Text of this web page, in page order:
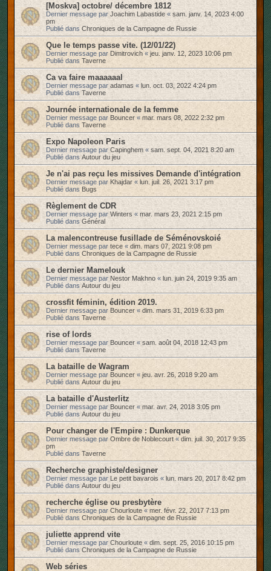
[Moskva] octobre/ décembre 1812
Dernier message parJoachim Labastide « sam. janv. 14, 2023 4:00
pm
Publié dans Chroniques de la Campagne de Russie
Que le temps passe vite. (12/01/22)
Dernier message par Dimitrovich « jeu. janv. 12, 2023 10:06 pm
Publié dans Taverne
Ca va faire maaaaaal
Dernier message paradamas « lun. oct. 03, 2022 4:24 pm
Publié dans Taverne
Journée internationale de la femme
Dernier message par Bouncer« mar. mars 08, 2022 2:32 pm
Publié dans Taverne
Expo Napoleon Paris
Dernier message parCapinghem « sam. sept. 04, 2021 8:20 am
Publié dans Autour du jeu
Je n'ai pas reçu les missives Demande d'intégration
Dernier message par Khajdar « lun. juil. 26, 2021 3:17 pm
Publié dans Bugs
Règlement de CDR
Dernier message parWinters « mar. mars 23, 2021 2:15 pm
Publié dans Général
La malencontreuse fusillade de Séménovskoié
Dernier message par tece «dim. mars 07, 2021 9:08 pm
Publié dans Chroniques de la Campagne de Russie
Le dernier Mamelouk
Dernier message parNestor Makhno « lun. juin 24, 2019 9:35 am
Publié dans Autour du jeu
crossfit féminin, édition 2019.
Dernier message par Bouncer« dim. mars 31, 2019 6:33 pm
Publié dans Taverne
rise of lords
Dernier message parBouncer «sam. août 04, 2018 12:43 pm
Publié dans Taverne
La bataille de Wagram
Dernier message par Bouncer« jeu. avr. 26, 2018 9:20 am
Publié dans Autour du jeu
La bataille d'Austerlitz
Dernier message parBouncer «mar. avr. 24, 2018 3:05 pm
Publié dans Autour du jeu
Pour changer de l'Empire : Dunkerque
Dernier message par Ombre de Noblecourt « dim. juil. 30, 2017 9:35
pm
Publié dans Taverne
Recherche graphiste/designer
Dernier message parLe petit bavarois « lun. mars 20, 2017 8:42 pm
Publié dans Autour du jeu
recherche église ou presbytère
Dernier message par Chourloute « mer. févr. 22, 2017 7:13 pm
Publié dans Chroniques de la Campagne de Russie
juliette apprend vite
Dernier message parChourloute « dim. sept. 25, 2016 10:15 pm
Publié dans Chroniques de la Campagne de Russie
Web séries